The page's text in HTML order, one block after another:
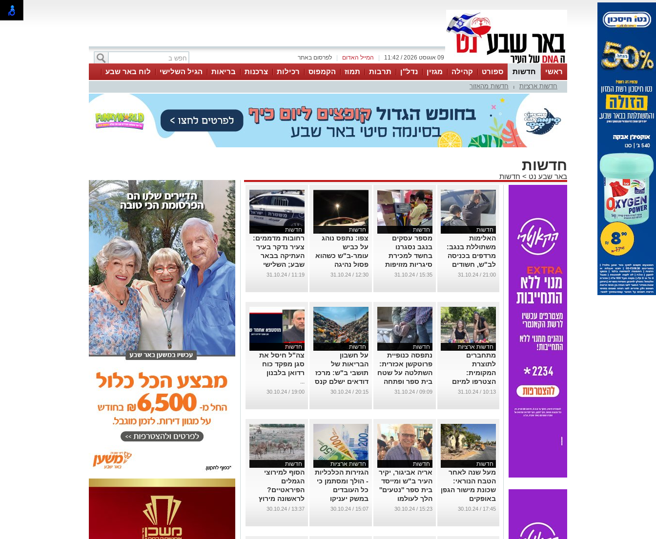
לפרסום באתר המייל האדום 09 אוגוסט 2026 / 11:42
ראשי חדשות ספורט קהילה מגזין נדל"ן תרבות תמוז הקמפוס רכילות צרכנות בריאות הגיל השלישי
לוח באר שבע
עסקים
טיפים והמלצותחדשות ארציות חדשות מהאזור
חדשות
באר שבע נט > חדשות
חדשות
האלימות
משתוללת בנגב:
מרדפים בכניסה
לב"ש, חשודים
נעצרו במהלך ירי
...
21:00 / 31.10.24
חדשות
מספר עסקים
בנגב נסגרנו
בחשד למכירת
סיגריות מזויפות
מהרשות
15:35 / 31.10.24
חדשות
צפו: נתפס נוהג
על כביש
עומר-ב"ש כשהוא
פסול נהיגה
ובמעצר בית
12:30 / 31.10.24
חדשות
רחובות מדממים:
צעיר נדקר בעיר
העתיקה בבאר
שבע; השלישי
בתוך יומיים
11:19 / 31.10.24
חדשות ארציות
מתחברים
לתוצרת
המקומית:
הצטרפו למיזם
'הענתיות' ותמכו
והערבה
10:13 / 31.10.24
חדשות
נתפסה כנופיית
פרוטקשן אכזרית:
השתלטה על שטח
בית ספר ופתחה
בו תחנת דלק
...
09:09 / 31.10.24
חדשות
על חשבון
הבריאות של
תושבי ב"ש: מרכז
דודאים ישלם קנס
גבוה בשל שריפת
...
20:15 / 30.10.24
חדשות
צה"ל חיסל את
סגן מפקד כוח
רדואן בלבנון
...
19:00 / 30.10.24
חדשות
מעל שנה לאחר
הטבח הנוראי:
שכונת מישור הגפן
באופקים
מתחדשת
17:45 / 30.10.24
חדשות
אריה אביגור, יקיר
העיר ב"ש ומייסד
בית ספר ''נטעים''
הלך לעולמו
...
15:23 / 30.10.24
חדשות ארציות
הגזירות הכלכליות
- הולך ומסתמן כי
כל העובדים
במשק יעניקו
למדינה 2 ימי
...
15:07 / 30.10.24
חדשות
הסוף למירוצי
הגמלים
הפיראטיים?
לראשונה מירוץ
גמלים רשמי בנגב
13:37 / 30.10.24